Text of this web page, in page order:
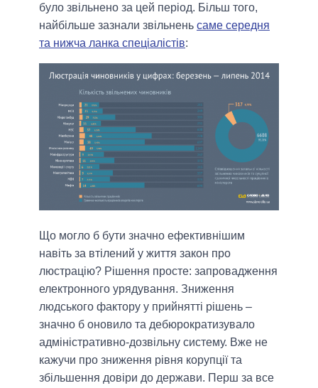
було звільнено за цей період. Більш того,
найбільше зазнали звільнень саме середня
та нижча ланка спеціалістів:
Що могло б бути значно ефективнішим
навіть за втілений у життя закон про
люстрацію? Рішення просте: запровадження
електронного урядування. Зниження
людського фактору у прийнятті рішень –
значно б оновило та дебюрократизувало
адміністративно-дозвільну систему. Вже не
кажучи про зниження рівня корупції та
збільшення довіри до держави. Перш за все